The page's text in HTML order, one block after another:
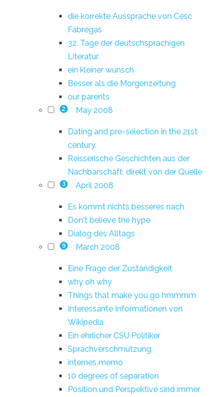
die korrekte Aussprache von Cesc
Fàbregas
32. Tage der deutschsprachigen
Literatur
ein kleiner wunsch
Besser als die Morgenzeitung
our parents
2 May 2008
Dating and pre-selection in the 21st
century.
Reisserische Geschichten aus der
Nachbarschaft, direkt von der Quelle
3 April 2008
Es kommt nichts besseres nach
Don't believe the hype
Dialog des Alltags
9 March 2008
Eine Frage der Zuständigkeit
why oh why
Things that make you go hmmmm
Interessante Informationen von
Wikipedia
Ein ehrlicher CSU Politiker
Sprachverschmutzung
internes memo
10 degrees of separation
Position und Perspektive sind immer